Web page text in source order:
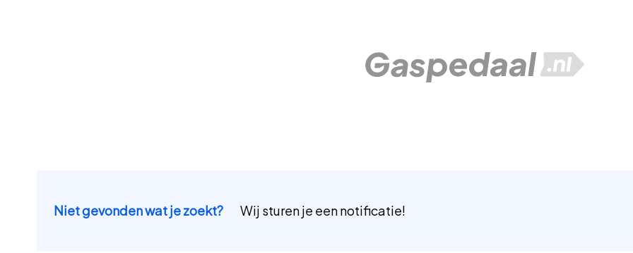
Niet gevonden wat je zoekt? Wij sturen je een notificatie!